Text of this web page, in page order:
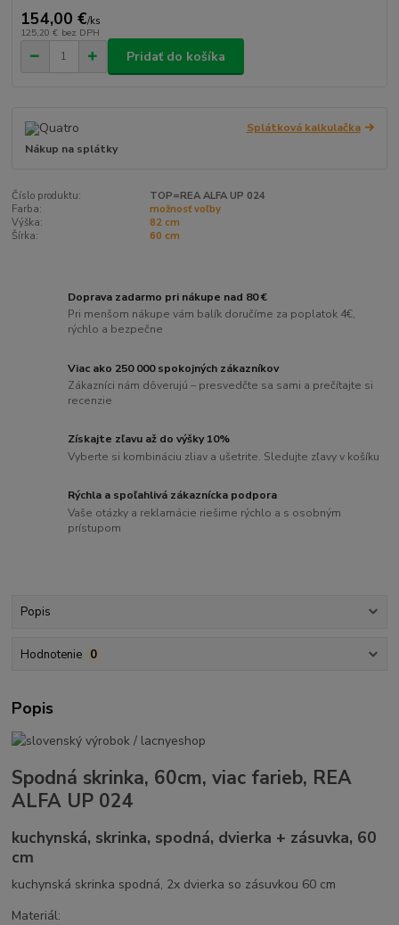
154,00 €/ks
125,20 € bez DPH
Pridať do košíka
Splátková kalkulačka
Nákup na splátky
Číslo produktu:
TOP=REA ALFA UP 024
Farba:
možnosť voľby
Výška:
82 cm
Šírka:
60 cm
Doprava zadarmo pri nákupe nad 80 €
Pri menšom nákupe vám balík doručíme za poplatok 4€,
rýchlo a bezpečne
Viac ako 250 000 spokojných zákazníkov
Zákazníci nám dôverujú – presvedčte sa sami a prečítajte si
recenzie
Získajte zľavu až do výšky 10%
Vyberte si kombináciu zliav a ušetrite. Sledujte zľavy v košíku
Rýchla a spoľahlivá zákaznícka podpora
Vaše otázky a reklamácie riešime rýchlo a s osobným
prístupom
Popis
Hodnotenie 0
Popis
Spodná skrinka, 60cm, viac farieb, REA
ALFA UP 024
kuchynská, skrinka, spodná, dvierka + zásuvka, 60
cm
kuchynská skrinka spodná, 2x dvierka so zásuvkou 60 cm
Materiál: